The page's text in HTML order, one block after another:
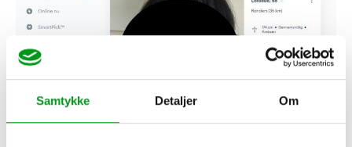
Samtykke Detaljer Om